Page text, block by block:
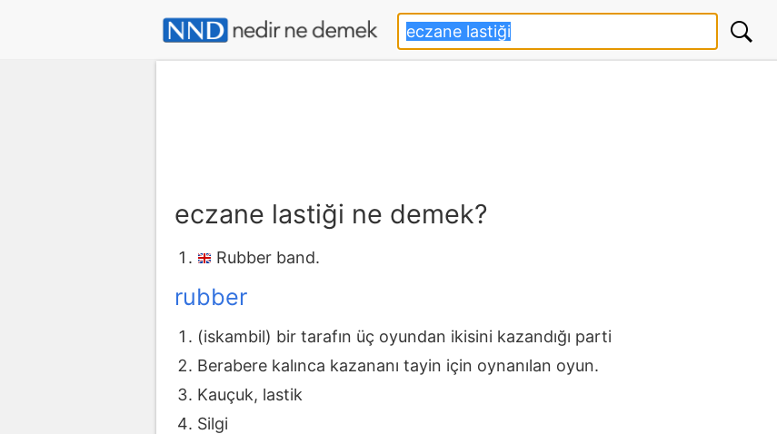
eczane lastiği ne demek?
Rubber band.
rubber
(iskambil) bir tarafın üç oyundan ikisini kazandığı parti
Berabere kalınca kazananı tayin için oynanılan oyun.
Kauçuk, lastik
Silgi